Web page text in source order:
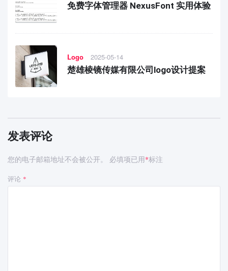
免费字体管理器 NexusFont 实用体验
Logo 2025-05-14
楚雄棱镜传媒有限公司logo设计提案
发表评论
您的电子邮箱地址不会被公开。 必填项已用*标注
评论 *